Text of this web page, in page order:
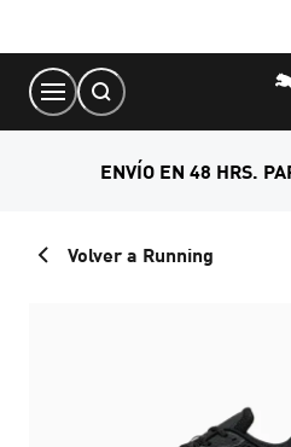
Content
ENVÍO EN 48 HRS.
Volver a Running